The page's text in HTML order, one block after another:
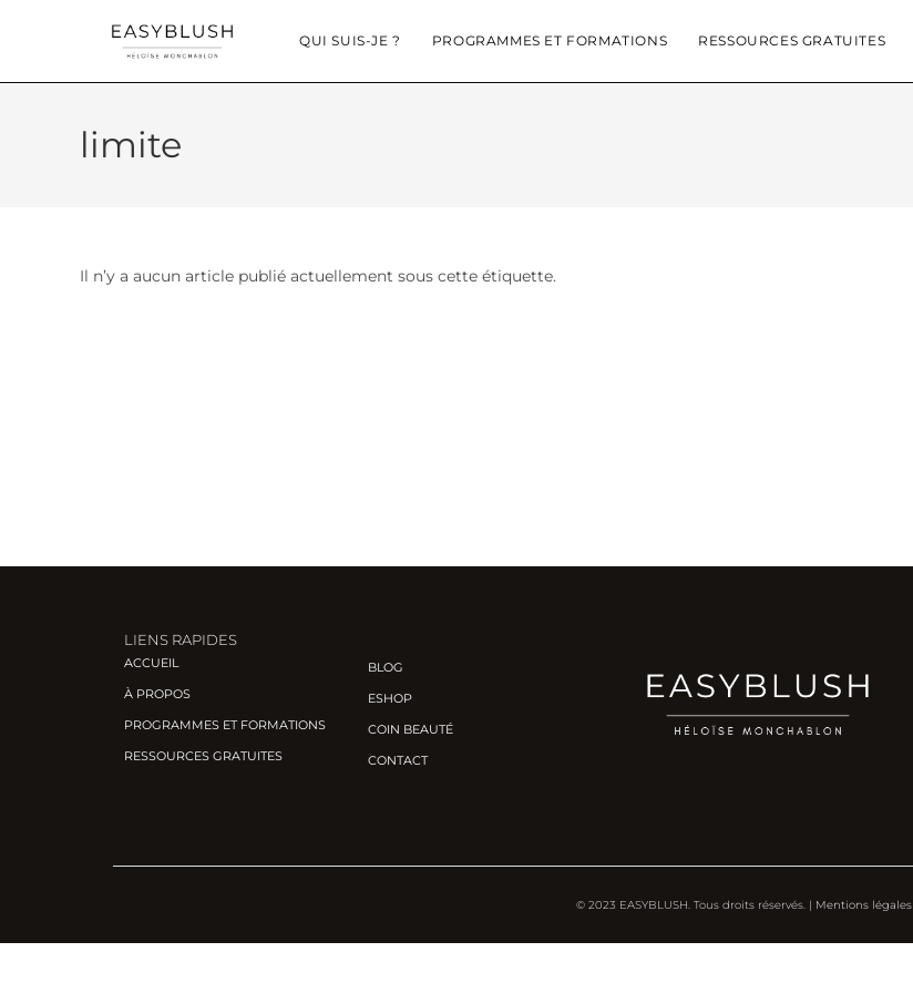
QUI SUIS-JE ? PROGRAMMES ET FORMATIONS RESSOURCES GRATUITES
limite
Il n’y a aucun article publié actuellement sous cette étiquette.
LIENS RAPIDES
ACCUEIL
À PROPOS
PROGRAMMES ET FORMATIONS
RESSOURCES GRATUITES
BLOG
ESHOP
COIN BEAUTÉ
CONTACT
© 2023 EASYBLUSH. Tous droits réservés. | Mentions légales